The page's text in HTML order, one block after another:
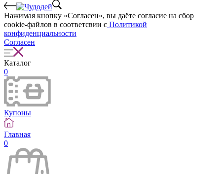
Нажимая кнопку «Согласен», вы даёте cогласие на сбор
cookie-файлов в соответсвии с Политикой
конфиденциальности
Согласен
Каталог
0
Купоны
Главная
0